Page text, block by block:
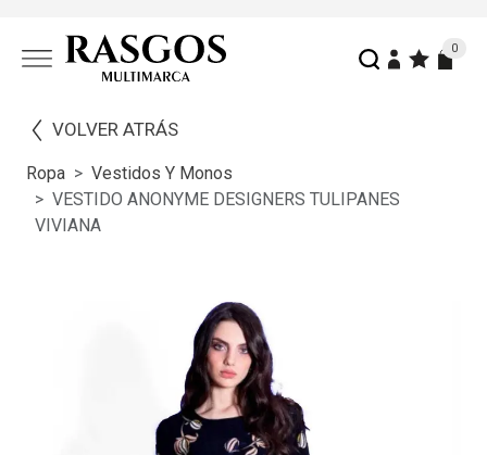
0
VOLVER ATRÁS
Ropa
Vestidos Y Monos
VESTIDO ANONYME DESIGNERS TULIPANES
VIVIANA